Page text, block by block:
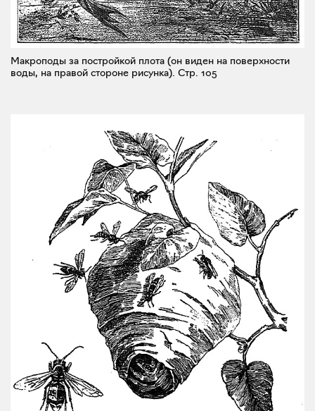
Макроподы за постройкой плота (он виден на поверхности
воды, на правой стороне рисунка). Стр. 105